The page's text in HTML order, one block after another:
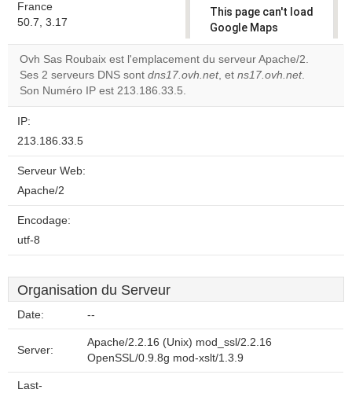
France
50.7, 3.17
This page can't load
Google Maps
correctly.
Do you
Ovh Sas Roubaix est l'emplacement du serveur Apache/2.
Ses 2 serveurs DNS sont dns17.ovh.net, et ns17.ovh.net.
Son Numéro IP est 213.186.33.5.
IP:
213.186.33.5
Serveur Web:
Apache/2
Encodage:
utf-8
Organisation du Serveur
Date: --
Server:
Apache/2.2.16 (Unix) mod_ssl/2.2.16
OpenSSL/0.9.8g mod-xslt/1.3.9
Last-